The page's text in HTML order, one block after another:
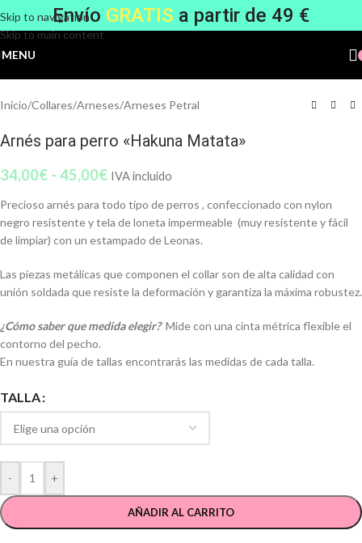
Skip to navigation
Skip to main content
Envío GRATIS a partir de 49 €
MENU
Inicio/Collares/Arneses/Arneses Petral
Arnés para perro «Hakuna Matata»
34,00€ - 45,00€ IVA incluido
Precioso arnés para todo tipo de perros , confeccionado con nylon
negro resistente y tela de loneta impermeable (muy resistente y fácil
de limpiar) con un estampado de Leonas.
Las piezas metálicas que componen el collar son de alta calidad con
unión soldada que resiste la deformación y garantiza la máxima robustez.
¿Cómo saber que medida elegir? Mide con una cinta métrica flexible el
contorno del pecho.
En nuestra guía de tallas encontrarás las medidas de cada talla.
TALLA
- +
AÑADIR AL CARRITO